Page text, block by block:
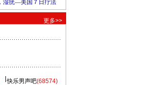
更多>>
快乐男声吧(68574)